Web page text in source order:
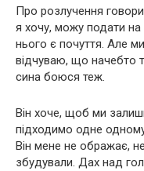
Про розлучення
я хочу, можу подати
нього є почуття. Але
відчуваю, що начебто
сина боюся теж.
Він хоче, щоб ми
підходимо одне
Він мене не ображає,
збудували. Дах над